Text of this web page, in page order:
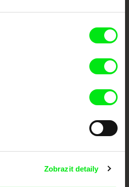
Zobrazit detaily
DOK Leipzig
Visions du Réel